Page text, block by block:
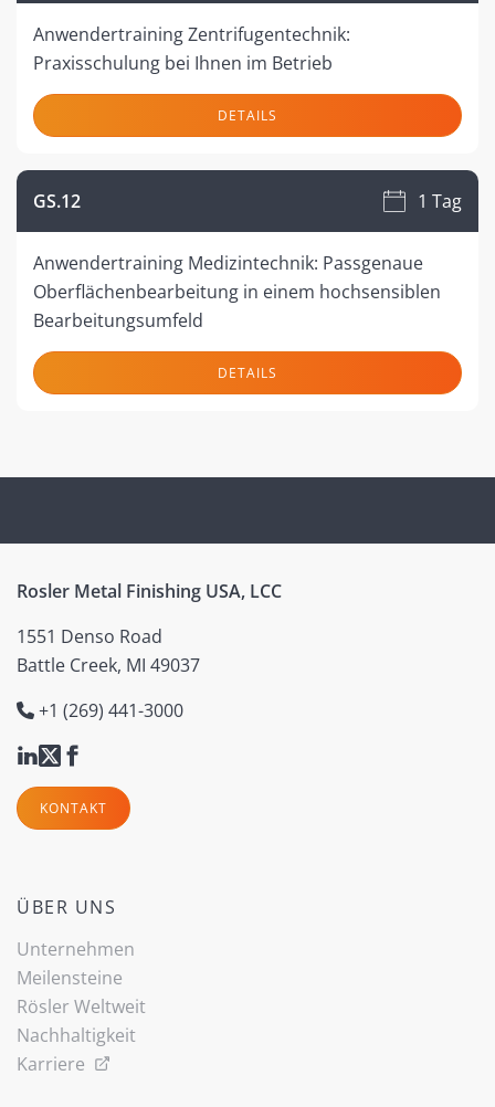
Anwendertraining Zentrifugentechnik:
Praxisschulung bei Ihnen im Betrieb
DETAILS
GS.12 1 Tag
Anwendertraining Medizintechnik: Passgenaue
Oberflächenbearbeitung in einem hochsensiblen
Bearbeitungsumfeld
DETAILS
Rosler Metal Finishing USA, LCC
1551 Denso Road
Battle Creek, MI 49037
+1 (269) 441-3000
KONTAKT
ÜBER UNS
Unternehmen
Meilensteine
Rösler Weltweit
Nachhaltigkeit
Karriere